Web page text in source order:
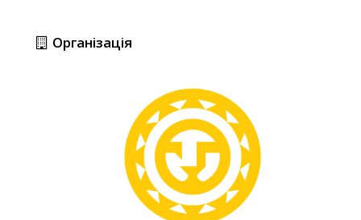
Організація